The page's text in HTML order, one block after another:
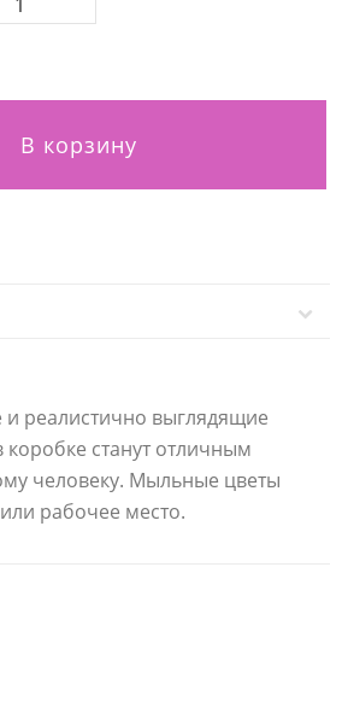
В корзину
и реалистично выглядящие
станут отличным
человеку. Мыльные цветы
рабочее место.